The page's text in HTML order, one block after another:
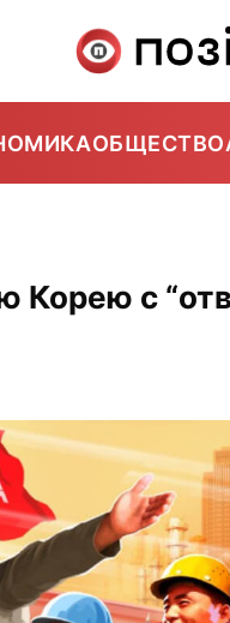
ОБЩЕСТВО
Корею с